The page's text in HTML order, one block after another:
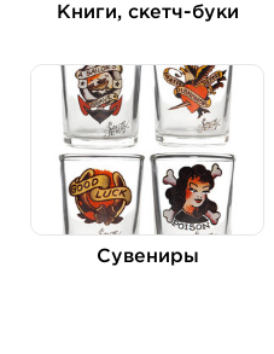
Книги, скетч-буки
Сувениры